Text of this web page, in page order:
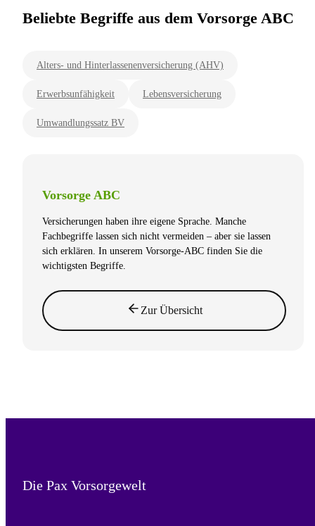
Beliebte Begriffe aus dem Vorsorge ABC
Alters- und Hinterlassenenversicherung (AHV)
Erwerbsunfähigkeit Lebensversicherung
Umwandlungssatz BV
Vorsorge ABC
Versicherungen haben ihre eigene Sprache. Manche
Fachbegriffe lassen sich nicht vermeiden – aber sie lassen
sich erklären. In unserem Vorsorge-ABC finden Sie die
wichtigsten Begriffe.
Zur Übersicht
Die Pax Vorsorgewelt